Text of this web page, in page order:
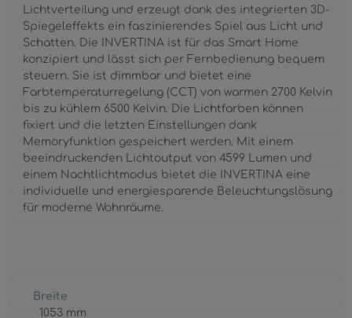
Lichtverteilung und erzeugt dank des integrierten 3D-
Spiegeleffekts ein faszinierendes Spiel aus Licht und
Schatten. Die INVERTINA ist für das Smart Home
konzipiert und lässt sich per Fernbedienung bequem
steuern. Sie ist dimmbar und bietet eine
Farbtemperaturregelung (CCT) von warmen 2700 Kelvin
bis zu kühlem 6500 Kelvin. Die Lichtfarben können
fixiert und die letzten Einstellungen dank
Memoryfunktion gespeichert werden. Mit einem
beeindruckenden Lichtoutput von 4599 Lumen und
einem Nachtlichtmodus bietet die INVERTINA eine
individuelle und energiesparende Beleuchtungslösung
für moderne Wohnräume.
Breite
1053 mm